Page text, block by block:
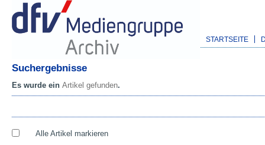
STARTSEITE
Suchergebnisse
Es wurde ein Artikel gefunden.
Alle Artikel markieren